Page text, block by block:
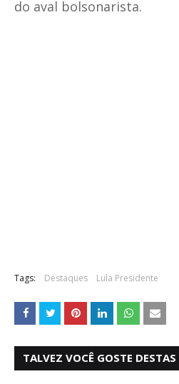
do aval bolsonarista.
Tags: Destaques Lula Presidente
TALVEZ VOCÊ GOSTE